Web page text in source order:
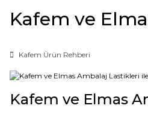
Kafem ve
Kafem Ürün Rehberi
Kafem ve Elmas